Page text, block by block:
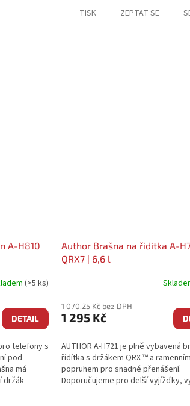
TISK ZEPTAT SE
A-H810
(>5 ks)
DETAIL
telefony s
pod
má
držák
Author Brašna na řidítka A-
QRX7 | 6,6 l
1 070,25 Kč bez DPH
1 295 Kč
AUTHOR A-H721 je plně vybavená
řídítka s držákem QRX ™ a ramenním
popruhem pro snadné přenášení.
Doporučujeme pro delší vyjížďky,